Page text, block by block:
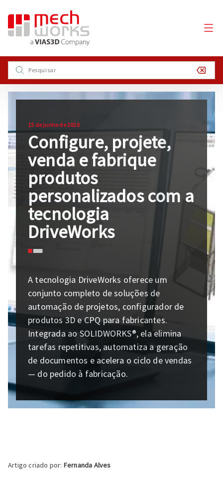
15 de junho de 2026
Configure, projete,
venda e fabrique
produtos
personalizados com a
tecnologia
DriveWorks
A tecnologia DriveWorks oferece um
conjunto completo de soluções de
automação de projetos, configurador de
produtos 3D e CPQ para fabricantes.
Integrada ao SOLIDWORKS®, ela elimina
tarefas repetitivas, automatiza a geração
de documentos e acelera o ciclo de vendas
— do pedido à fabricação.
Artigo criado por: Fernanda Alves